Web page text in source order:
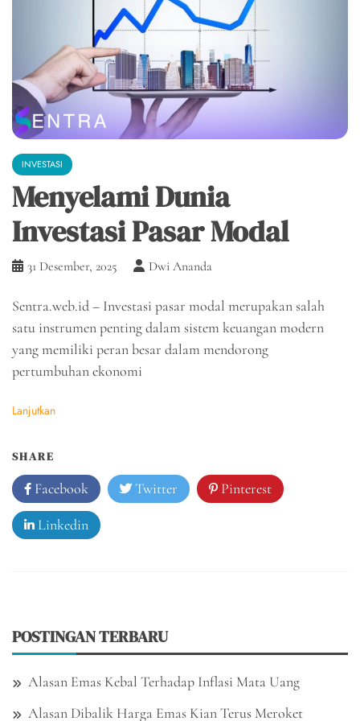
INVESTASI
Menyelami Dunia
Investasi Pasar Modal
31 Desember, 2025 Dwi Ananda
Sentra.web.id – Investasi pasar modal merupakan salah
satu instrumen penting dalam sistem keuangan modern
yang memiliki peran besar dalam mendorong
pertumbuhan ekonomi
Lanjutkan
SHARE
Facebook Twitter Pinterest
Linkedin
POSTINGAN TERBARU
Alasan Emas Kebal Terhadap Inflasi Mata Uang
Alasan Dibalik Harga Emas Kian Terus Meroket